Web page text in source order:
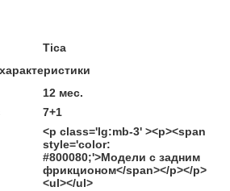
Tica
12 мес.
7+1
<p class='lg:mb-3' ><p><span
style='color:
#800080;'>Модели с задним
фрикционом</span></p></p>
<ul></ul>